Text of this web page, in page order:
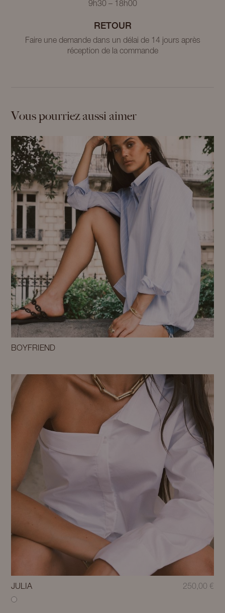
9h30 – 18h00
RETOUR
Faire une demande dans un délai de 14 jours après
réception de la commande
Vous pourriez aussi aimer
BOYFRIEND
JULIA 250,00 €